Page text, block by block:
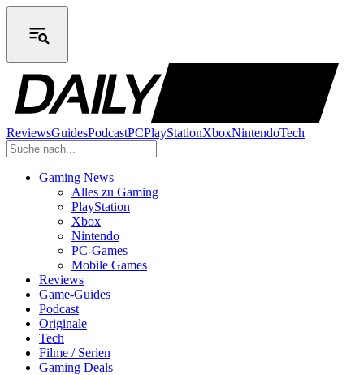
ReviewsGuidesPodcastPCPlayStationXboxNintendoTech
Gaming News
Alles zu Gaming
PlayStation
Xbox
Nintendo
PC-Games
Mobile Games
Reviews
Game-Guides
Podcast
Originale
Tech
Filme / Serien
Gaming Deals